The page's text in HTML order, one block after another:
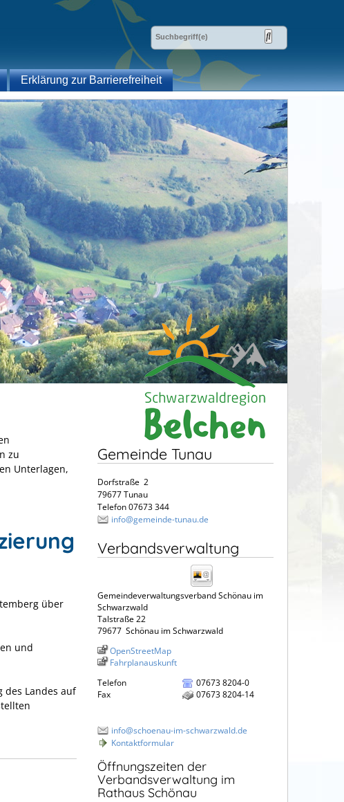
Erklärung zur Barrierefreiheit
zu
Unterlagen,
über
und
Landes auf
Gemeinde Tunau
Dorfstraße 2
79677 Tunau
Telefon 07673 344
info@gemeinde-tunau.de
Verbandsverwaltung
Gemeindeverwaltungsverband Schönau im
Schwarzwald
Talstraße 22
79677 Schönau im Schwarzwald
OpenStreetMap
Fahrplanauskunft
Telefon
07673 8204-0
Fax
07673 8204-14
info@schoenau-im-schwarzwald.de
Kontaktformular
Öffnungszeiten der
Verbandsverwaltung im
Rathaus Schönau